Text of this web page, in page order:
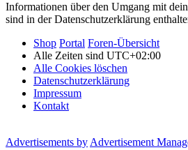
Informationen über den Umgang mit
sind in der Datenschutzerklärung
Shop Portal Foren-Übersicht
Alle Zeiten sind UTC+02:00
Alle Cookies löschen
Datenschutzerklärung
Impressum
Kontakt
Advertisements by Advertisement